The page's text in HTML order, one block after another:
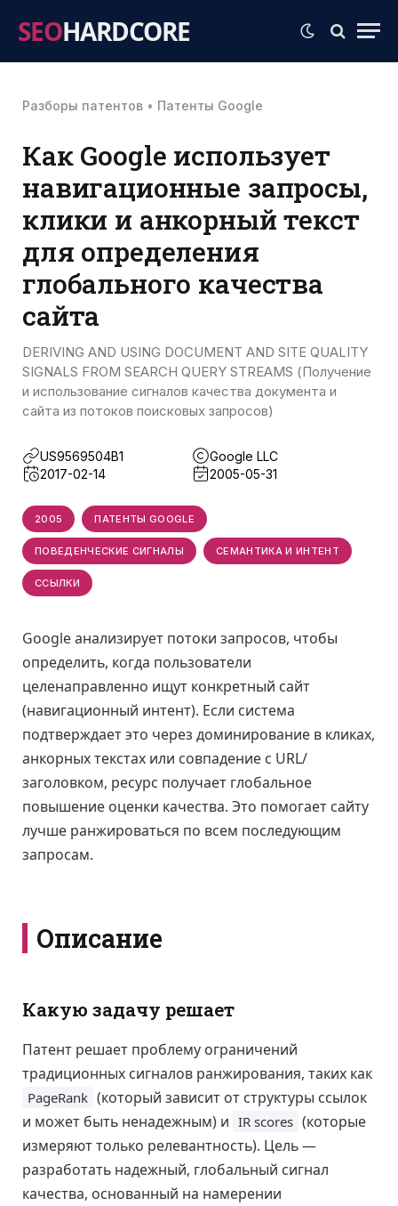
SEOHARDCORE
Разборы патентов • Патенты Google
Как Google использует
навигационные запросы,
клики и анкорный текст
для определения
глобального качества
сайта
DERIVING AND USING DOCUMENT AND SITE QUALITY
SIGNALS FROM SEARCH QUERY STREAMS (Получение
и использование сигналов качества документа и
сайта из потоков поисковых запросов)
US9569504B1
Google LLC
2017-02-14
2005-05-31
2005 ПАТЕНТЫ GOOGLE
ПОВЕДЕНЧЕСКИЕ СИГНАЛЫ СЕМАНТИКА И ИНТЕНТ
ССЫЛКИ
Google анализирует потоки запросов, чтобы
определить, когда пользователи
целенаправленно ищут конкретный сайт
(навигационный интент). Если система
подтверждает это через доминирование в кликах,
анкорных текстах или совпадение с URL/
заголовком, ресурс получает глобальное
повышение оценки качества. Это помогает сайту
лучше ранжироваться по всем последующим
запросам.
Описание
Какую задачу решает
Патент решает проблему ограничений
традиционных сигналов ранжирования, таких как
PageRank (который зависит от структуры ссылок
и может быть ненадежным) и IR scores (которые
измеряют только релевантность). Цель —
разработать надежный, глобальный сигнал
качества, основанный на намерении